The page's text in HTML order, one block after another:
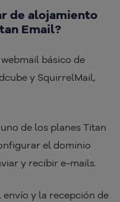
de alojamiento
Email?
básico de
y SquirrelMail,
de los planes Titan
el dominio
y recibir e-mails.
y la recepción de